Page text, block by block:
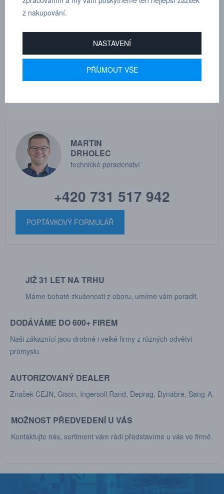
Rozsah teplot: -20°C až + 150°C
Operační tlak: -0,95 až 15 bar
MARTIN
DRHOLEC
technické poradenství
+420 731 517 942
POPTÁVKOVÝ FORMULÁŘ
JIŽ 31 LET NA TRHU
Máme bohaté zkušenosti z oboru, umíme vám poradit.
DODÁVÁME DO 600+ FIREM
Naši zákaznící jsou drobné i velké firmy z různých odvětví
průmyslu.
AUTORIZOVANÝ DEALER
Značek CEJN, Gison, Ingersoll Rand, Deprag, Dynabre, Sang-A.
MOŽNOST PŘEDVEDENÍ U VÁS
Kontaktujte nás, sortiment vám rádi představíme u vás ve firmě.
z nakupování.
NASTAVENÍ
PŘÍJMOUT VŠE